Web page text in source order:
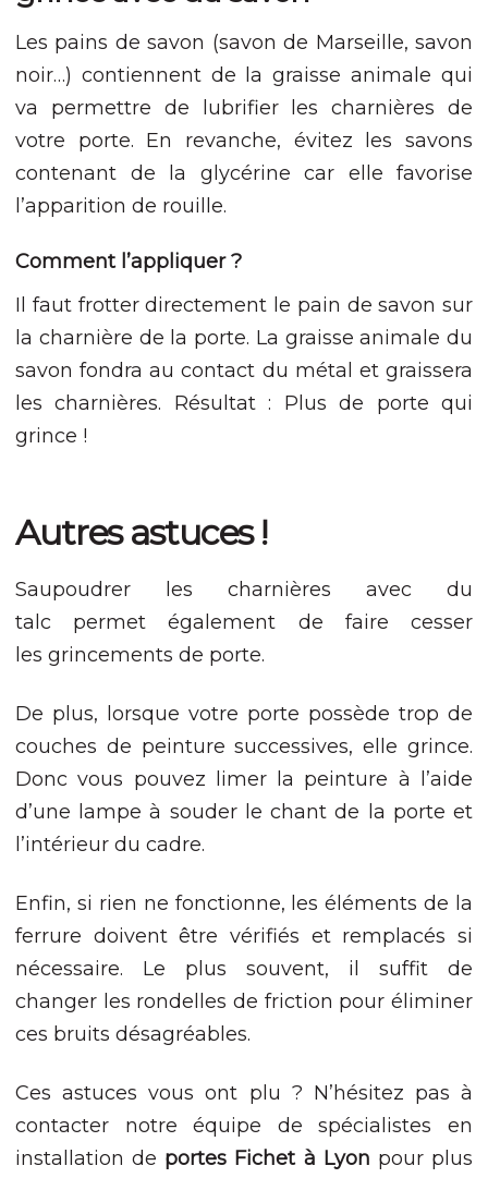
Les pains de savon (savon de Marseille, savon
noir…) contiennent de la graisse animale qui
va permettre de lubrifier les charnières de
votre porte. En revanche, évitez les savons
contenant de la glycérine car elle favorise
l’apparition de rouille.
Comment l’appliquer ?
Il faut frotter directement le pain de savon sur
la charnière de la porte. La graisse animale du
savon fondra au contact du métal et graissera
les charnières. Résultat : Plus de porte qui
grince !
Autres astuces !
Saupoudrer les charnières avec du
talc permet également de faire cesser
les grincements de porte.
De plus, lorsque votre porte possède trop de
couches de peinture successives, elle grince.
Donc vous pouvez limer la peinture à l’aide
d’une lampe à souder le chant de la porte et
l’intérieur du cadre.
Enfin, si rien ne fonctionne, les éléments de la
ferrure doivent être vérifiés et remplacés si
nécessaire. Le plus souvent, il suffit de
changer les rondelles de friction pour éliminer
ces bruits désagréables.
Ces astuces vous ont plu ? N’hésitez pas à
contacter notre équipe de spécialistes en
installation de portes Fichet à Lyon pour plus
augmentez les
du contenu et
des offres
personnalisés.